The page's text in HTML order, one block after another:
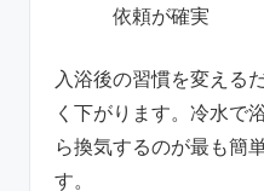
依頼が確実
入浴後の習慣を変える
く下がります。冷水で
ら換気するのが最も簡
す。